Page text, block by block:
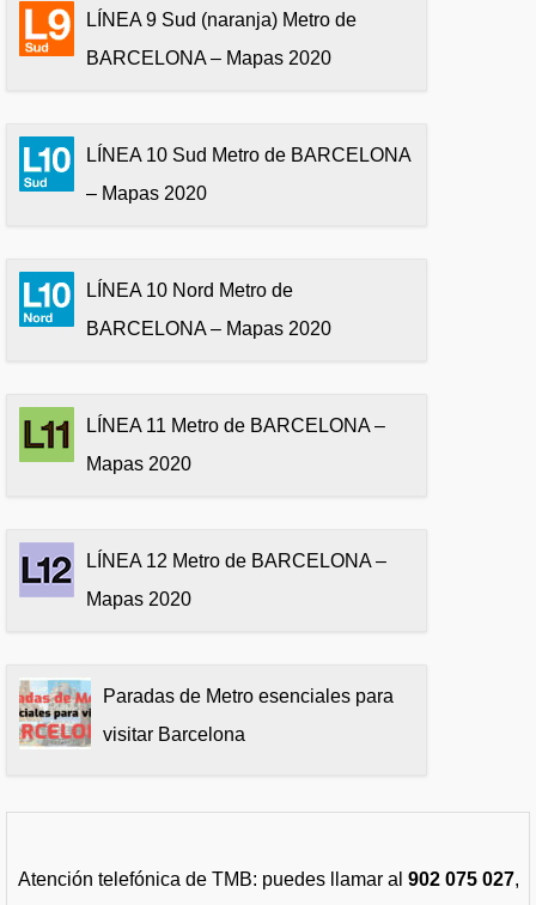
LÍNEA 9 Sud (naranja) Metro de
BARCELONA – Mapas 2020
LÍNEA 10 Sud Metro de BARCELONA
– Mapas 2020
LÍNEA 10 Nord Metro de
BARCELONA – Mapas 2020
LÍNEA 11 Metro de BARCELONA –
Mapas 2020
LÍNEA 12 Metro de BARCELONA –
Mapas 2020
Paradas de Metro esenciales para
visitar Barcelona
Atención telefónica de TMB: puedes llamar al 902 075 027,